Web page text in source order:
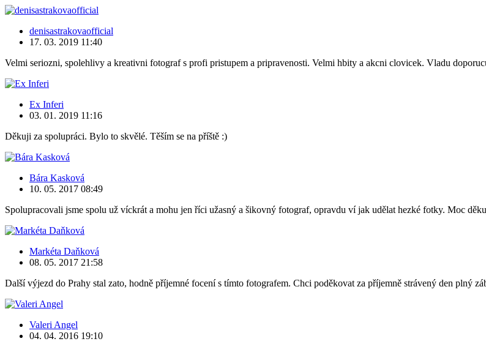
denisastrakovaofficial
17. 03. 2019 11:40
Velmi seriozni, spolehlivy a kreativni fotograf s profi pristupem a pripravenosti. Velmi hbity a akcni clovicek. Vladu
Ex Inferi
03. 01. 2019 11:16
Děkuji za spolupráci. Bylo to skvělé. Těším se na příště :)
Bára Kasková
10. 05. 2017 08:49
Spolupracovali jsme spolu už víckrát a mohu jen říci užasný a šikovný fotograf, opravdu ví jak udělat hezké fotky. Moc
Markéta Daňková
08. 05. 2017 21:58
Další výjezd do Prahy stal zato, hodně příjemné focení s tímto fotografem. Chci poděkovat za příjemně strávený den plný
Valeri Angel
04. 04. 2016 19:10